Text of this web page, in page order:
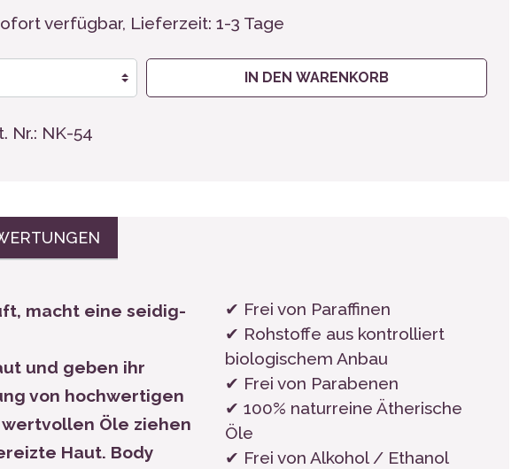
verfügbar, Lieferzeit: 1-3 Tage
IN DEN WARENKORB
Nr.: NK-54
macht eine seidig-
und geben ihr
von hochwertigen
Öle ziehen
Haut. Body
✔ Frei von Paraffinen
✔ Rohstoffe aus kontrolliert
biologischem Anbau
✔ Frei von Parabenen
✔ 100% naturreine Ätherische
Öle
✔ Frei von Alkohol / Ethanol